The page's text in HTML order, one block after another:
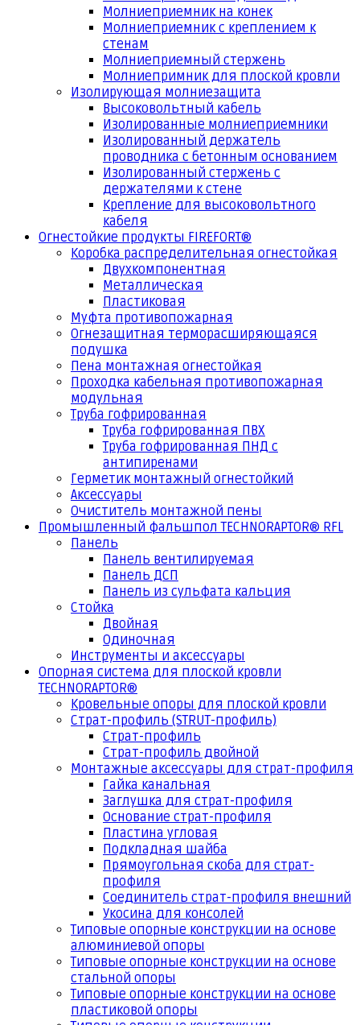
Молниеприемник на конек
Молниеприемник с креплением к
стенам
Молниеприемный стержень
Молниепримник для плоской кровли
Изолирующая молниезащита
Высоковольтный кабель
Изолированные молниеприемники
Изолированный держатель
проводника с бетонным основанием
Изолированный стержень с
держателями к стене
Крепление для высоковольтного
кабеля
Огнестойкие продукты FIREFORT®
Коробка распределительная огнестойкая
Двухкомпонентная
Металлическая
Пластиковая
Муфта противопожарная
Огнезащитная терморасширяющаяся
подушка
Пена монтажная огнестойкая
Проходка кабельная противопожарная
модульная
Труба гофрированная
Труба гофрированная ПВХ
Труба гофрированная ПНД с
антипиренами
Герметик монтажный огнестойкий
Аксессуары
Очиститель монтажной пены
Промышленный фальшпол TECHNORAPTOR® RFL
Панель
Панель вентилируемая
Панель ДСП
Панель из сульфата кальция
Стойка
Двойная
Одиночная
Инструменты и аксессуары
Опорная система для плоской кровли
TECHNORAPTOR®
Кровельные опоры для плоской кровли
Страт-профиль (STRUT-профиль)
Страт-профиль
Страт-профиль двойной
Монтажные аксессуары для страт-профиля
Гайка канальная
Заглушка для страт-профиля
Основание страт-профиля
Пластина угловая
Подкладная шайба
Прямоугольная скоба для страт-
профиля
Соединитель страт-профиля внешний
Укосина для консолей
Типовые опорные конструкции на основе
алюминиевой опоры
Типовые опорные конструкции на основе
стальной опоры
Типовые опорные конструкции на основе
пластиковой опоры